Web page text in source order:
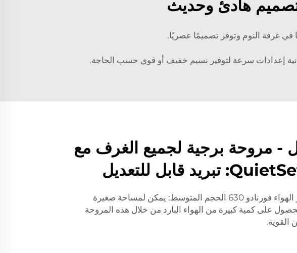
- مروحة برجية لجميع الغرف مع
مروحة تدوير الهواء فورنادو 630 الحجم المتوسط: يمكن لمساحة صغيرة
على كمية كبيرة من الهواء البارد من خلال هذه المروحة
القوية.